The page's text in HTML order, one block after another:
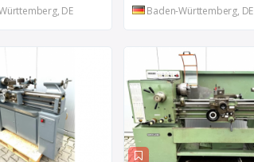
DE Baden-Württemberg, DE